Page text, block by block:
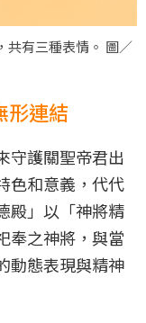
共有三種表情。 圖／
形連結
守護關聖帝君出
色和意義，代代
殿」以「神將精
奉之神將，與當
動態表現與精神